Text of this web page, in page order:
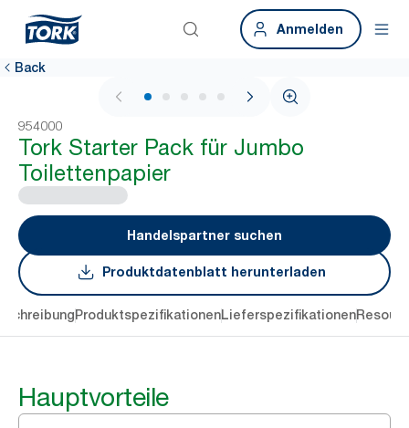
Anmelden
Back
1 / 5
954000
Tork Starter Pack für Jumbo
Toilettenpapier
Handelspartner suchen
Produktdatenblatt herunterladen
ProduktspezifikationenLieferspezifikationen
Hauptvorteile